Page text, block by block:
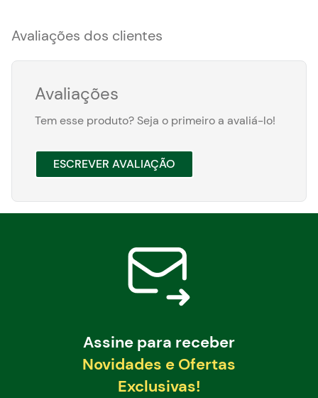
Avaliações dos clientes
Avaliações
Tem esse produto? Seja o primeiro a avaliá-lo!
ESCREVER AVALIAÇÃO
Assine para receber
Novidades e Ofertas
Exclusivas!